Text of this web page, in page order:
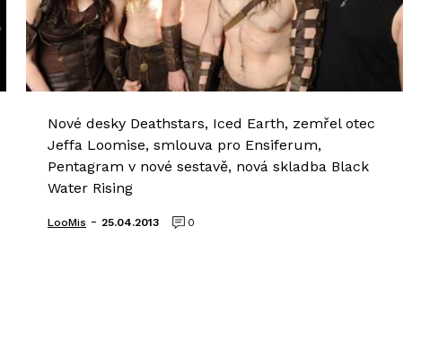
Nové desky Deathstars, Iced Earth, zemřel otec
Jeffa Loomise, smlouva pro Ensiferum,
Pentagram v nové sestavě, nová skladba Black
Water Rising
LooMis - 25.04.2013 0